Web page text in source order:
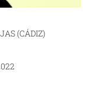
(CÁDIZ)